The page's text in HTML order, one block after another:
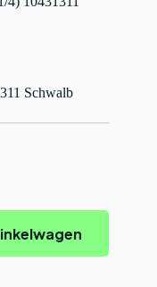
Schwalb